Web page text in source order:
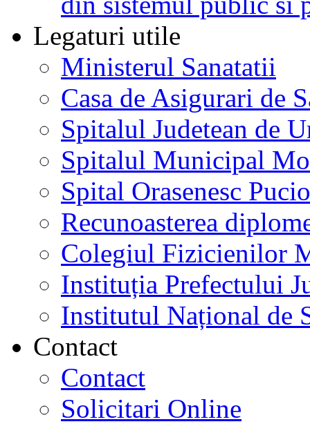
Legaturi utile
Ministerul Sanatatii
Casa de Asigurari de
Spitalul Judetean de
Spitalul Municipal
Spital Orasenesc
Recunoasterea
Colegiul Fizicienilor
Instituția Prefectului
Institutul Național de
Contact
Contact
Solicitari Online